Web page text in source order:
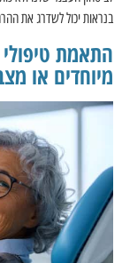
בנראות יכול לשדרג את
התאמת
מיוחדים או